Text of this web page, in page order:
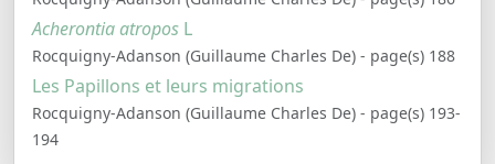
Acherontia atropos L
Rocquigny-Adanson (Guillaume Charles De) - page(s) 188
Les Papillons et leurs migrations
Rocquigny-Adanson (Guillaume Charles De) - page(s) 193-
194